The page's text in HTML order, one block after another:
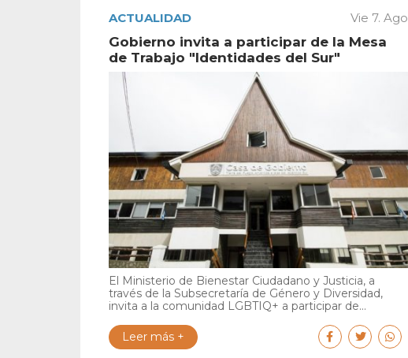
ACTUALIDAD Vie 7. Ago
Gobierno invita a participar de la Mesa
de Trabajo "Identidades del Sur"
El Ministerio de Bienestar Ciudadano y Justicia, a
través de la Subsecretaría de Género y Diversidad,
invita a la comunidad LGBTIQ+ a participar de...
Leer más +